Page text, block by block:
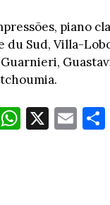
piano
du Sud, Villa-
W
ha
X E
m
Pa